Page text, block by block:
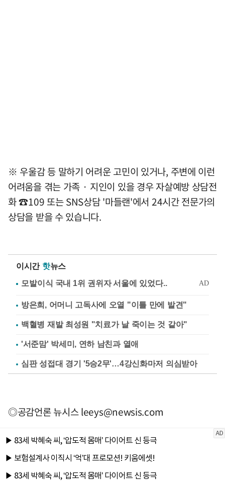
※ 우울감 등 말하기 어려운 고민이 있거나, 주변에 이런
어려움을 겪는 가족 · 지인이 있을 경우 자살예방 상담전
화 ☎109 또는 SNS상담 '마들랜'에서 24시간 전문가의
상담을 받을 수 있습니다.
이시간 핫뉴스
방은희, 어머니 고독사에 오열 "이틀 만에 발견"
백혈병 재발 최성원 "치료가 날 죽이는 것 같아"
'서준맘' 박세미, 연하 남친과 열애
심판 성접대 경기 '5승2무'…4강신화마저 의심받아
◎공감언론 뉴시스leeys@newsis.com